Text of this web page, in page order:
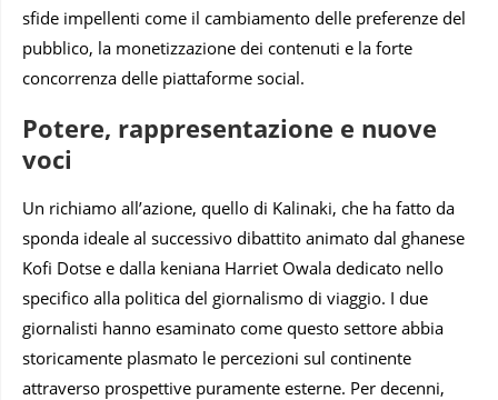
sfide impellenti come il cambiamento delle preferenze del
pubblico, la monetizzazione dei contenuti e la forte
concorrenza delle piattaforme social.
Potere, rappresentazione e nuove
voci
Un richiamo all’azione, quello di Kalinaki, che ha fatto da
sponda ideale al successivo dibattito animato dal ghanese
Kofi Dotse e dalla keniana Harriet Owala dedicato nello
specifico alla politica del giornalismo di viaggio. I due
giornalisti hanno esaminato come questo settore abbia
storicamente plasmato le percezioni sul continente
attraverso prospettive puramente esterne. Per decenni,